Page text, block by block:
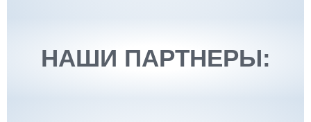
НАШИ ПАРТНЕРЫ: